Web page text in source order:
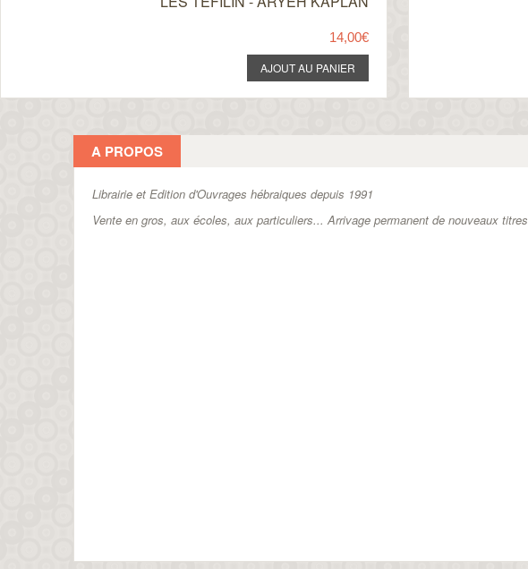
14,00€
A PROPOS
Librairie et Edition d'Ouvrages hébraiques depuis 1991
Vente en gros, aux écoles, aux particuliers...Arrivage permanent de nouveaux titres